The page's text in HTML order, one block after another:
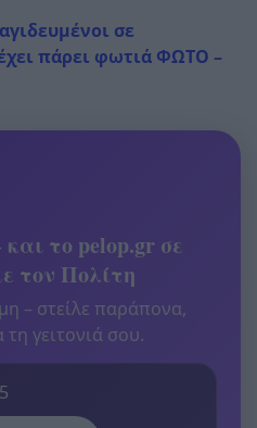
σε
πάρει φωτιά ΦΩΤΟ –
το pelop.gr σε
τον Πολίτη
– στείλε παράπονα,
τη γειτονιά σου.